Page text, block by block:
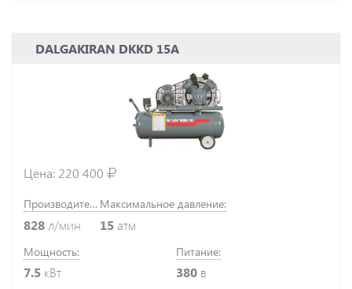
DALGAKIRAN DKKD 15A
Цена: 220 400
Производительность:
828 л/мин
Максимальное давление:
15 атм
Мощность:
7.5 кВт
Питание:
380 в